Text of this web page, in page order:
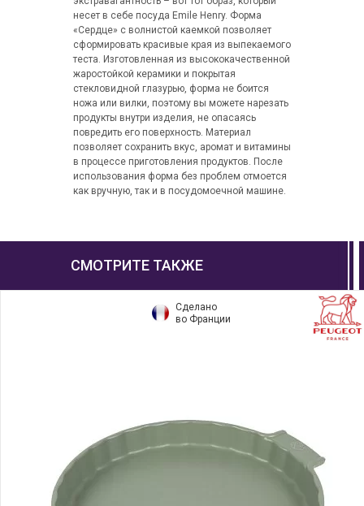
несет в себе посуда Emile Henry. Форма
«Сердце» с волнистой каемкой позволяет
сформировать красивые края из выпекаемого
теста. Изготовленная из высококачественной
жаростойкой керамики и покрытая
стекловидной глазурью, форма не боится
ножа или вилки, поэтому вы можете нарезать
продукты внутри изделия, не опасаясь
повредить его поверхность. Материал
позволяет сохранить вкус, аромат и витамины
в процессе приготовления продуктов. После
использования форма без проблем отмоется
как вручную, так и в посудомоечной машине.
СМОТРИТЕ ТАКЖЕ
Сделано
во Франции